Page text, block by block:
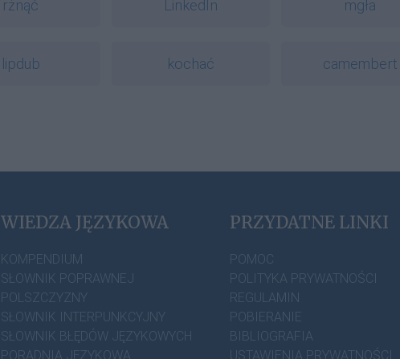
rżnąć LinkedIn mgła
lipdub kochać camembert
WIEDZA JĘZYKOWA
KOMPENDIUM
SŁOWNIK POPRAWNEJ
POLSZCZYZNY
SŁOWNIK INTERPUNKCYJNY
SŁOWNIK BŁĘDÓW JĘZYKOWYCH
PORADNIA JĘZYKOWA
PRZYDATNE LINKI
POMOC
POLITYKA PRYWATNOŚCI
REGULAMIN
POBIERANIE
BIBLIOGRAFIA
USTAWIENIA PRYWATNOŚCI